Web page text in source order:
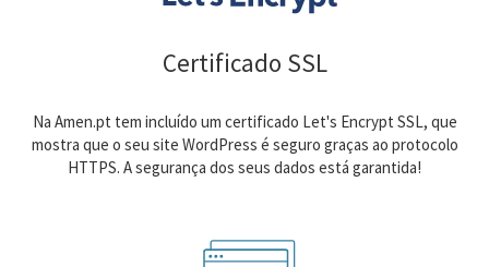
Certificado SSL
Na Amen.pt tem incluído um certificado Let's Encrypt SSL, que
mostra que o seu site WordPress é seguro graças ao protocolo
HTTPS. A segurança dos seus dados está garantida!